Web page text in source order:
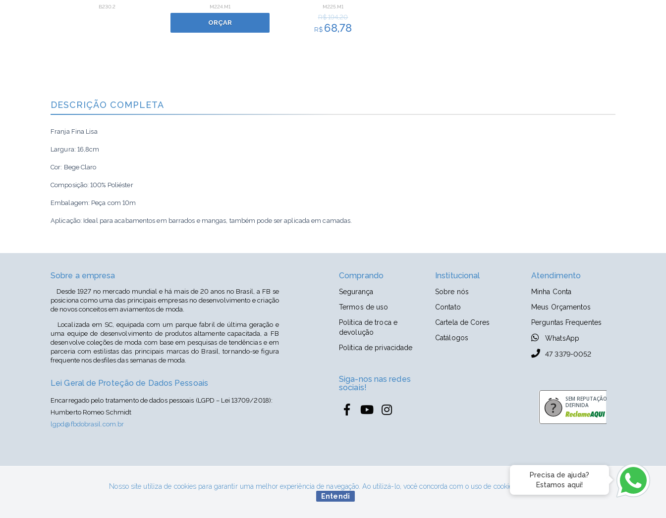
Precisa de ajuda?
Estamos aqui!
B230.2
AZUL/BEGE/MARROM/OCRE
10m
M224.M1
ORÇAR
PRETO/MAGENTA/LARANJA
M225.M1
R$ 194,20
R$ 68,78
DESCRIÇÃO COMPLETA
Franja Fina Lisa
Largura: 16,8cm
Cor: Bege Claro
Composição: 100% Poliéster
Embalagem: Peça com 10m
Aplicação: Ideal para acabamentos em barrados e mangas, também pode ser aplicada em camadas.
Nosso site utiliza de cookies para garantir uma melhor experiência de navegação. Ao utilizá-lo, você concorda com o uso de cookies. Saiba Mais.
Entendi
Sobre a empresa
Desde 1927 no mercado mundial e há mais de 20 anos no Brasil, a FB se
posiciona como uma das principais empresas no desenvolvimento e criação
de novos conceitos em aviamentos de moda.
Localizada em SC, equipada com um parque fabril de última geração e
uma equipe de desenvolvimento de produtos altamente capacitada, a FB
desenvolve coleções de moda com base em pesquisas de tendências e em
parceria com estilistas das principais marcas do Brasil, tornando-se figura
frequente nos desfiles das semanas de moda.
Lei Geral de Proteção de Dados Pessoais
Encarregado pelo tratamento de dados pessoais (LGPD – Lei 13709/2018):
Humberto Romeo Schmidt
lgpd@fbdobrasil.com.br
Comprando
Segurança
Termos de uso
Política de troca e
devolução
Política de privacidade
Siga-nos nas redes
sociais!
Institucional
Sobre nós
Contato
Cartela de Cores
Catálogos
Atendimento
Minha Conta
Meus Orçamentos
Perguntas Frequentes
WhatsApp
47 3379-0052
SEM REPUTAÇÃO
DEFINIDA
Indústrias PIM Ltda | CNPJ: 04.667.306/0001-57 | Inscrição Estadual: 254.370.624
Endereço: Rua Kasimiro Wenk, 119 - Industrial Zeferino Kuklinski Massaranduba - SC